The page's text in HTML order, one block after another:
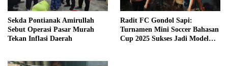
Sekda Pontianak Amirullah
Sebut Operasi Pasar Murah
Tekan Inflasi Daerah
Radit FC Gondol Sapi:
Turnamen Mini Soccer Bahasan
Cup 2025 Sukses Jadi Model